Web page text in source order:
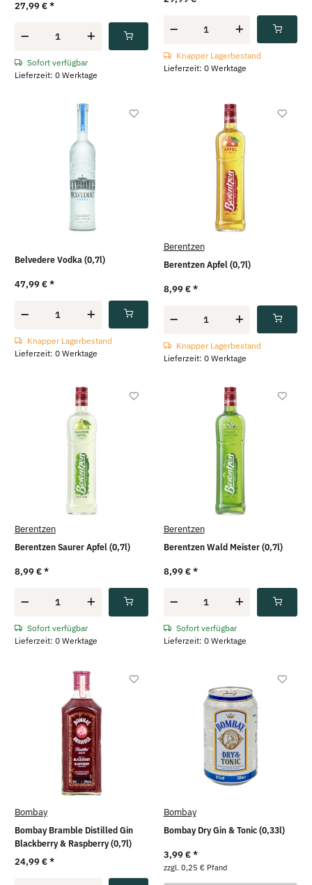
27,99 €*
Sofort verfügbar
Lieferzeit: 0 Werktage
Knapper Lagerbestand
Lieferzeit: 0 Werktage
Belvedere Vodka (0,7l)
47,99 €*
Knapper Lagerbestand
Lieferzeit: 0 Werktage
Berentzen
Berentzen Apfel (0,7l)
8,99 €*
Knapper Lagerbestand
Lieferzeit: 0 Werktage
Berentzen
Berentzen Saurer Apfel (0,7l)
8,99 €*
Sofort verfügbar
Lieferzeit: 0 Werktage
Berentzen
Berentzen Wald Meister (0,7l)
8,99 €*
Sofort verfügbar
Lieferzeit: 0 Werktage
Bombay
Bombay Bramble Distilled Gin
Blackberry & Raspberry (0,7l)
24,99 €*
Bombay
Bombay Dry Gin & Tonic (0,33l)
3,99 €*
zzgl. 0,25 € Pfand